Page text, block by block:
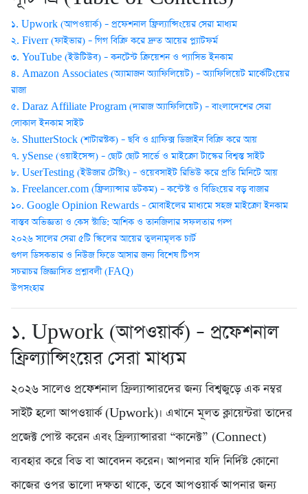
১. Upwork (আপওয়ার্ক) – প্রফেশনাল ফ্রিল্যান্সিংয়ের সেরা মাধ্যম
২. Fiverr (ফাইভার) – গিগ বিক্রি করে দ্রুত আয়ের প্ল্যাটফর্ম
৩. YouTube (ইউটিউব) – কনটেন্ট ক্রিয়েশন ও প্যাসিভ ইনকাম
৪. Amazon Associates (অ্যামাজন অ্যাফিলিয়েট) – অ্যাফিলিয়েট মার্কেটিংয়ের
রাজা
৫. Daraz Affiliate Program (দারাজ অ্যাফিলিয়েট) – বাংলাদেশের সেরা
লোকাল ইনকাম সাইট
৬. ShutterStock (শাটারস্টক) – ছবি ও গ্রাফিক্স ডিজাইন বিক্রি করে আয়
৭. ySense (ওয়াইসেন্স) – ছোট ছোট সার্ভে ও মাইক্রো টাস্কের বিশ্বস্ত সাইট
৮. UserTesting (ইউজার টেস্টিং) – ওয়েবসাইট রিভিউ করে প্রতি মিনিটে আয়
৯. Freelancer.com (ফ্রিল্যান্সার ডটকম) – কন্টেস্ট ও বিডিংয়ের বড় বাজার
১০. Google Opinion Rewards – মোবাইলের মাধ্যমে সহজ মাইক্রো ইনকাম
বাস্তব অভিজ্ঞতা ও কেস স্টাডি: আশিক ও তানজিলার সফলতার গল্প
২০২৬ সালের সেরা ৫টি স্কিলের আয়ের তুলনামূলক চার্ট
গুগল ডিসকভার ও নিউজ ফিডে আসার জন্য বিশেষ টিপস
সচরাচর জিজ্ঞাসিত প্রশ্নাবলী (FAQ)
উপসংহার
১. Upwork (আপওয়ার্ক) – প্রফেশনাল
ফ্রিল্যান্সিংয়ের সেরা মাধ্যম
২০২৬ সালেও প্রফেশনাল ফ্রিল্যান্সারদের জন্য বিশ্বজুড়ে এক নম্বর
সাইট হলো আপওয়ার্ক (Upwork)। এখানে মূলত ক্লায়েন্টরা তাদের
প্রজেক্ট পোস্ট করেন এবং ফ্রিল্যান্সাররা “কানেক্ট” (Connect)
ব্যবহার করে বিড বা আবেদন করেন। আপনার যদি নির্দিষ্ট কোনো
কাজের ওপর ভালো দক্ষতা থাকে, তবে আপওয়ার্ক আপনার জন্য